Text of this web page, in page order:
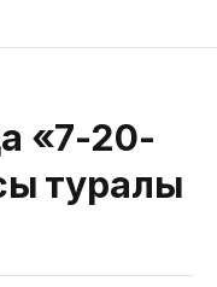
«7-20-
туралы